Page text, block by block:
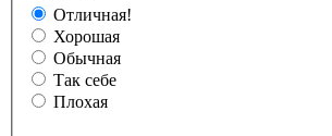
Отличная!
Хорошая
Обычная
Так себе
Плохая